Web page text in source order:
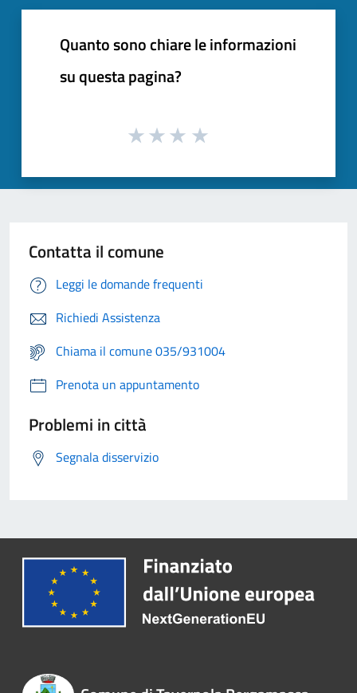
Quanto sono chiare le informazioni
su questa pagina?
Contatta il comune
Leggi le domande frequenti
Richiedi Assistenza
Chiama il comune 035/931004
Prenota un appuntamento
Problemi in città
Segnala disservizio